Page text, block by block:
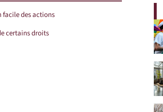
facile des actions
certains droits